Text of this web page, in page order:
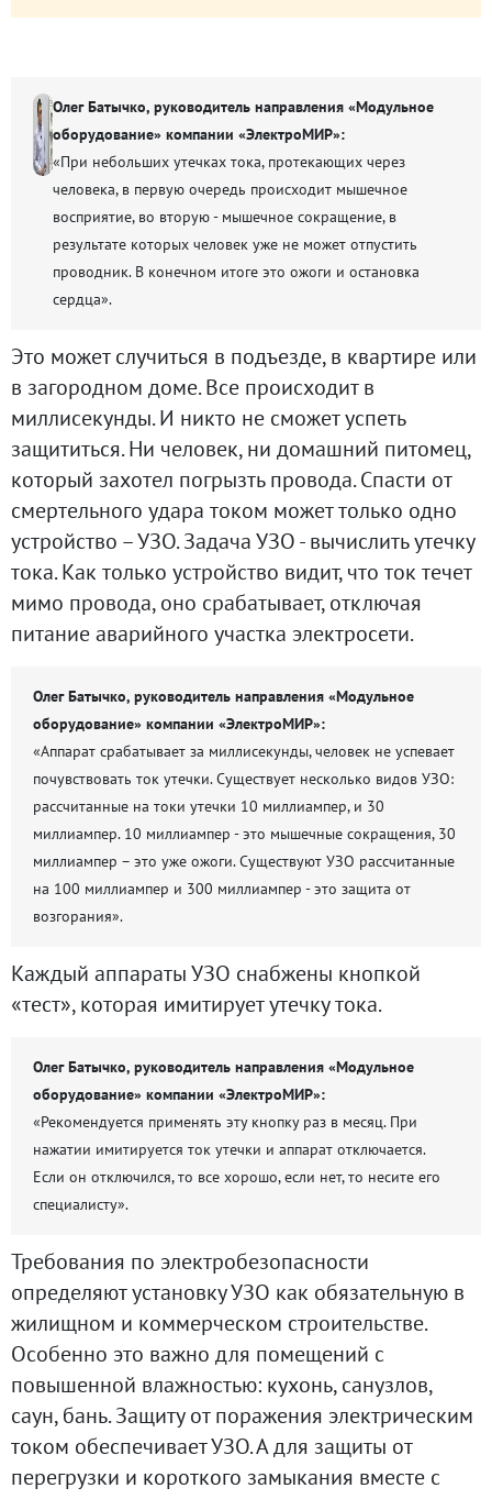
Олег Батычко, руководитель направления «Модульное
оборудование» компании «ЭлектроМИР»:
«При небольших утечках тока, протекающих через
человека, в первую очередь происходит мышечное
восприятие, во вторую - мышечное сокращение, в
результате которых человек уже не может отпустить
проводник. В конечном итоге это ожоги и остановка
сердца».
Это может случиться в подъезде, в квартире или
в загородном доме. Все происходит в
миллисекунды. И никто не сможет успеть
защититься. Ни человек, ни домашний питомец,
который захотел погрызть провода. Спасти от
смертельного удара током может только одно
устройство – УЗО. Задача УЗО - вычислить утечку
тока. Как только устройство видит, что ток течет
мимо провода, оно срабатывает, отключая
питание аварийного участка электросети.
Олег Батычко, руководитель направления «Модульное
оборудование» компании «ЭлектроМИР»:
«Аппарат срабатывает за миллисекунды, человек не успевает
почувствовать ток утечки. Существует несколько видов УЗО:
рассчитанные на токи утечки 10 миллиампер, и 30
миллиампер. 10 миллиампер - это мышечные сокращения, 30
миллиампер – это уже ожоги. Существуют УЗО рассчитанные
на 100 миллиампер и 300 миллиампер - это защита от
возгорания».
Каждый аппараты УЗО снабжены кнопкой
«тест», которая имитирует утечку тока.
Олег Батычко, руководитель направления «Модульное
оборудование» компании «ЭлектроМИР»:
«Рекомендуется применять эту кнопку раз в месяц. При
нажатии имитируется ток утечки и аппарат отключается.
Если он отключился, то все хорошо, если нет, то несите его
специалисту».
Требования по электробезопасности
определяют установку УЗО как обязательную в
жилищном и коммерческом строительстве.
Особенно это важно для помещений с
повышенной влажностью: кухонь, санузлов,
саун, бань. Защиту от поражения электрическим
током обеспечивает УЗО. А для защиты от
перегрузки и короткого замыкания вместе с